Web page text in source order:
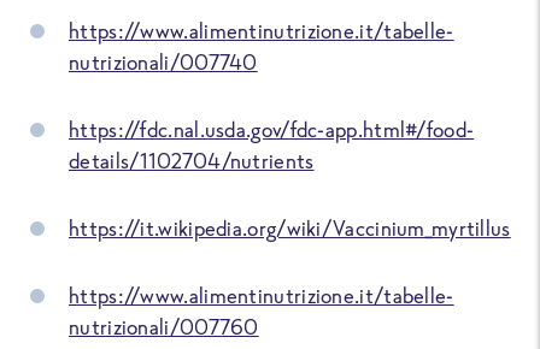
https://www.alimentinutrizione.it/tabelle-
nutrizionali/007740
https://fdc.nal.usda.gov/fdc-app.html#/food-
details/1102704/nutrients
https://it.wikipedia.org/wiki/Vaccinium_myrtillus
https://www.alimentinutrizione.it/tabelle-
nutrizionali/007760